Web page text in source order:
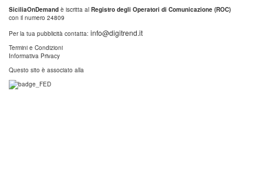
SiciliaOnDemand è iscritta al Registro degli Operatori di Comunicazione (ROC)
con il numero 24809
Per la tua pubblicità contatta: info@digitrend.it
Termini e Condizioni
Informativa Privacy
Questo sito è associato alla